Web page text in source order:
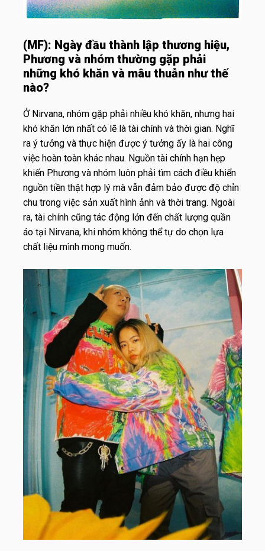
(MF): Ngày đầu thành lập thương hiệu,
Phương và nhóm thường gặp phải
những khó khăn và mâu thuẫn như thế
nào?
Ở Nirvana, nhóm gặp phải nhiều khó khăn, nhưng hai
khó khăn lớn nhất có lẽ là tài chính và thời gian. Nghĩ
ra ý tưởng và thực hiện được ý tưởng ấy là hai công
việc hoàn toàn khác nhau. Nguồn tài chính hạn hẹp
khiến Phương và nhóm luôn phải tìm cách điều khiển
nguồn tiền thật hợp lý mà vẫn đảm bảo được độ chỉn
chu trong việc sản xuất hình ảnh và thời trang. Ngoài
ra, tài chính cũng tác động lớn đến chất lượng quần
áo tại Nirvana, khi nhóm không thể tự do chọn lựa
chất liệu mình mong muốn.